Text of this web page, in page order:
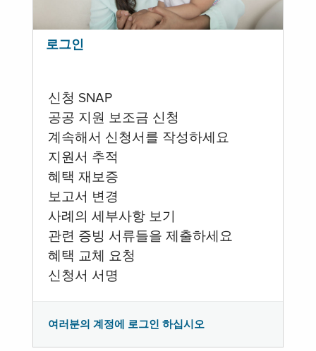
로그인
신청 SNAP
공공 지원 보조금 신청
계속해서 신청서를 작성하세요
지원서 추적
혜택 재보증
보고서 변경
사례의 세부사항 보기
관련 증빙 서류들을 제출하세요
혜택 교체 요청
신청서 서명
여러분의 계정에 로그인 하십시오